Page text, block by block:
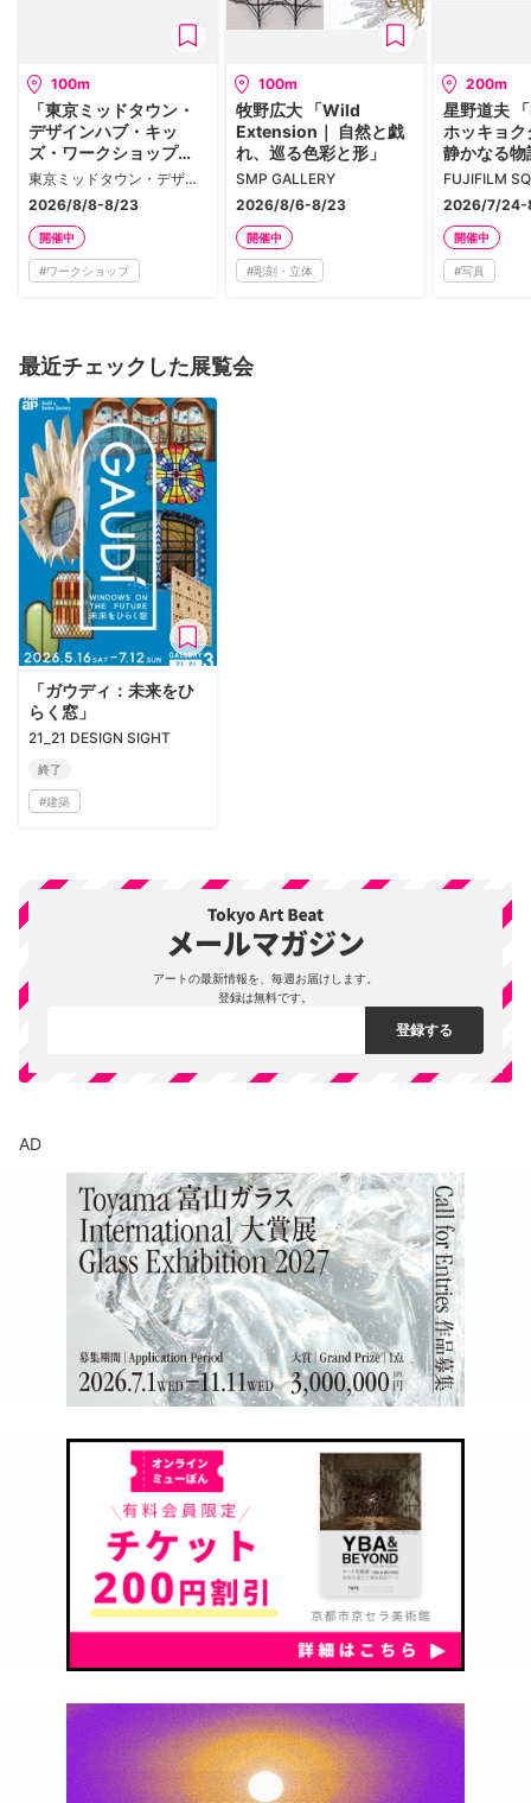
100m
「東京ミッドタウン・
デザインハブ・キッ
ズ・ワークショップ
2026」
東京ミッドタウン・デザインハブ
2026/8/8-8/23
開催中
#ワークショップ
100m
牧野広大 「Wild
Extension｜ 自然と戯
れ、巡る色彩と形」
SMP GALLERY
2026/8/6-8/23
開催中
#彫刻・立体
200m
星野道夫
ホッキョク
静かなる物
FUJIFILM
2026/7/24-
開催中
#写真
最近チェックした展覧会
「ガウディ：未来をひ
らく窓」
21_21 DESIGN SIGHT
終了
#建築
アートの最新情報を、毎週お届けします。
登録は無料です。
AD